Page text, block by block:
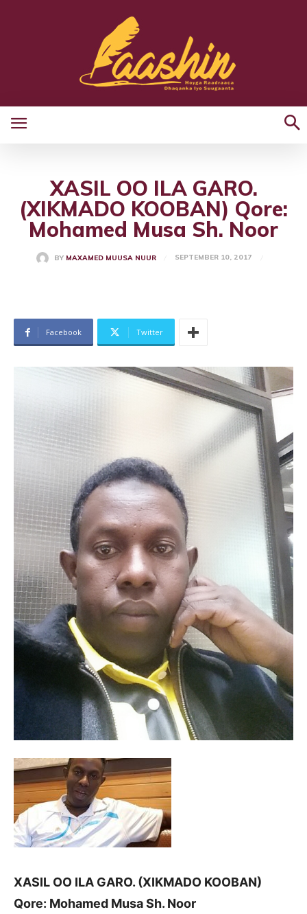
XASIL OO ILA GARO.
(XIKMADO KOOBAN) Qore:
Mohamed Musa Sh. Noor
BY MAXAMED MUUSA NUUR SEPTEMBER 10, 2017
Facebook Twitter
XASIL OO ILA GARO. (XIKMADO KOOBAN)
Qore: Mohamed Musa Sh. Noor